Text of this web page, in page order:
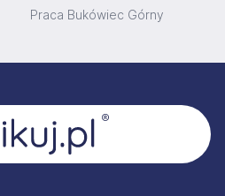
Praca Bukówiec Górny